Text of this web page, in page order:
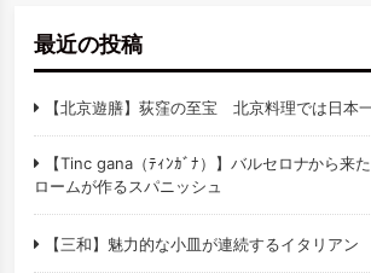
最近の投稿
【北京遊膳】荻窪の至宝 北京料理では日本
【Tinc gana（ﾃｨﾝｶﾞﾅ）】バルセロナから来
ロームが作るスパニッシュ
【三和】魅力的な小皿が連続するイタリアン